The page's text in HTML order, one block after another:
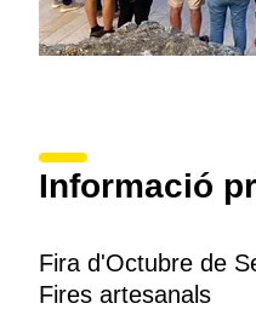
Informació
Fira d'Octubre de
Fires artesanals